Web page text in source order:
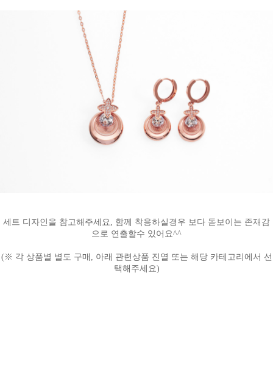
세트 디자인을 참고해주세요, 함께 착용하실경우 보다 돋보이는 존재감
으로 연출할수 있어요^^
(※ 각 상품별 별도 구매, 아래 관련상품 진열 또는 해당 카테고리에서 선
택해주세요)